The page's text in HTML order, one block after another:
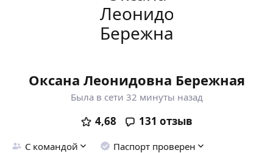
Оксана Леонидовна Бережная
Была в сети 32 минуты назад
4,68 131 отзыв
С командой Паспорт проверен